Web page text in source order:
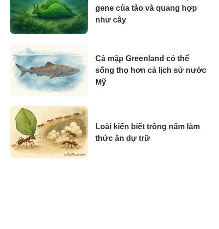
gene của tảo và quang hợp
như cây
Cá mập Greenland có thể
sống thọ hơn cả lịch sử nước
Mỹ
Loài kiến biết trồng nấm làm
thức ăn dự trữ